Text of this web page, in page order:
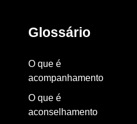
Glossário
O que é
acompanhamento
O que é
aconselhamento